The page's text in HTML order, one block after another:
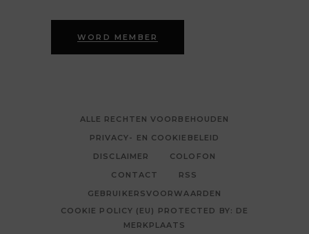
WORD MEMBER
ALLE RECHTEN VOORBEHOUDEN
PRIVACY- EN COOKIEBELEID
DISCLAIMER
COLOFON
CONTACT
RSS
GEBRUIKERSVOORWAARDEN
COOKIE POLICY (EU) PROTECTED BY: DE
MERKPLAATS